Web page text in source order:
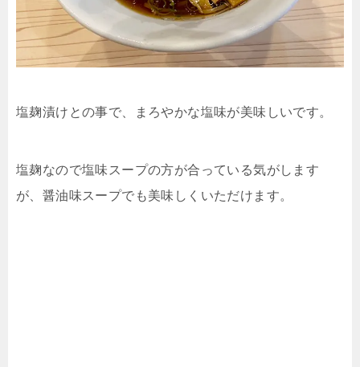
塩麹漬けとの事で、まろやかな塩味が美味しいです。
塩麹なので塩味スープの方が合っている気がします
が、醤油味スープでも美味しくいただけます。